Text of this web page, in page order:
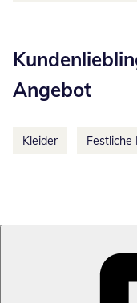
Angebot
Kleider Festliche